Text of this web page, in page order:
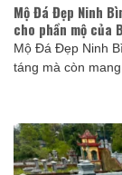
Mộ Đá Đẹp Ninh
cho phần mộ của
Mộ Đá Đẹp Ninh
táng mà còn